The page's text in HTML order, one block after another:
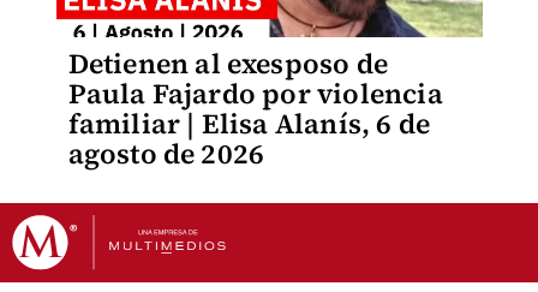
Detienen al exesposo de
Paula Fajardo por violencia
familiar | Elisa Alanís, 6 de
agosto de 2026